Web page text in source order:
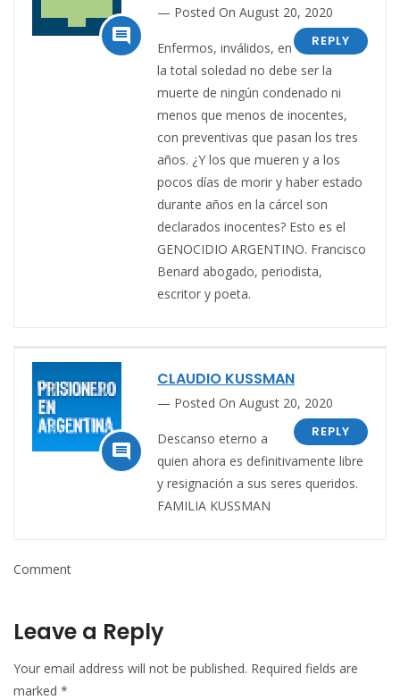

Posted On August 20, 2020
REPLY
Enfermos, inválidos, en
la total soledad no debe ser la
muerte de ningún condenado ni
menos que menos de inocentes,
con preventivas que pasan los tres
años. ¿Y los que mueren y a los
pocos días de morir y haber estado
durante años en la cárcel son
declarados inocentes? Esto es el
GENOCIDIO ARGENTINO. Francisco
Benard abogado, periodista,
escritor y poeta.

CLAUDIO KUSSMAN
Posted On August 20, 2020
REPLY
Descanso eterno a
quien ahora es definitivamente libre
y resignación a sus seres queridos.
FAMILIA KUSSMAN
Comment
Leave a Reply
Your email address will not be published. Required fields are
marked *